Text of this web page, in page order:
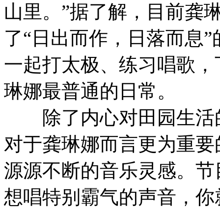
山里。”据了解，目前龚
了“日出而作，日落而息
一起打太极、练习唱歌
琳娜最普通的日常。
除了内心对田园生活
对于龚琳娜而言更为重
源源不断的音乐灵感。
想唱特别霸气的声音，